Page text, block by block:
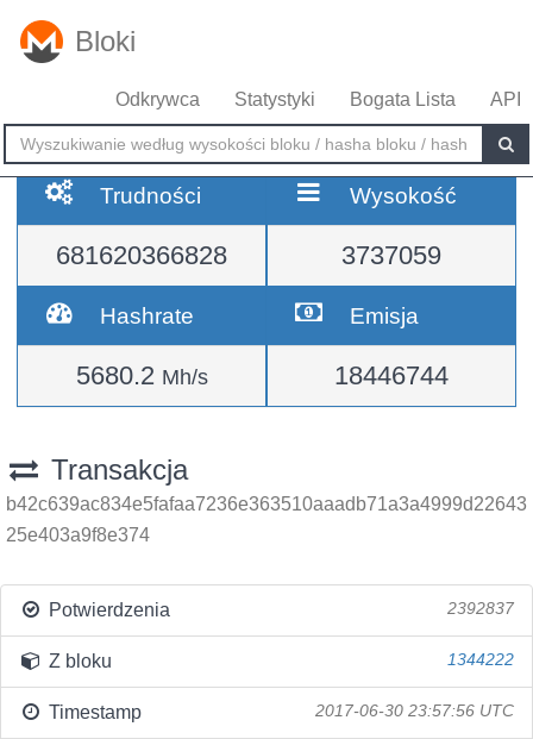
Bloki
Odkrywca Statystyki Bogata Lista API
Trudności
681620366828
Wysokość
3737059
Hashrate
5680.2 Mh/s
Emisja
18446744
Transakcja
b42c639ac834e5fafaa7236e363510aaadb71a3a4999d22643
25e403a9f8e374
Potwierdzenia 2392837
Z bloku 1344222
Timestamp 2017-06-30 23:57:56 UTC